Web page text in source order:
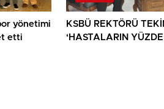
yönetimi
etti
KSBÜ REKTÖRÜ
‘HASTALARIN